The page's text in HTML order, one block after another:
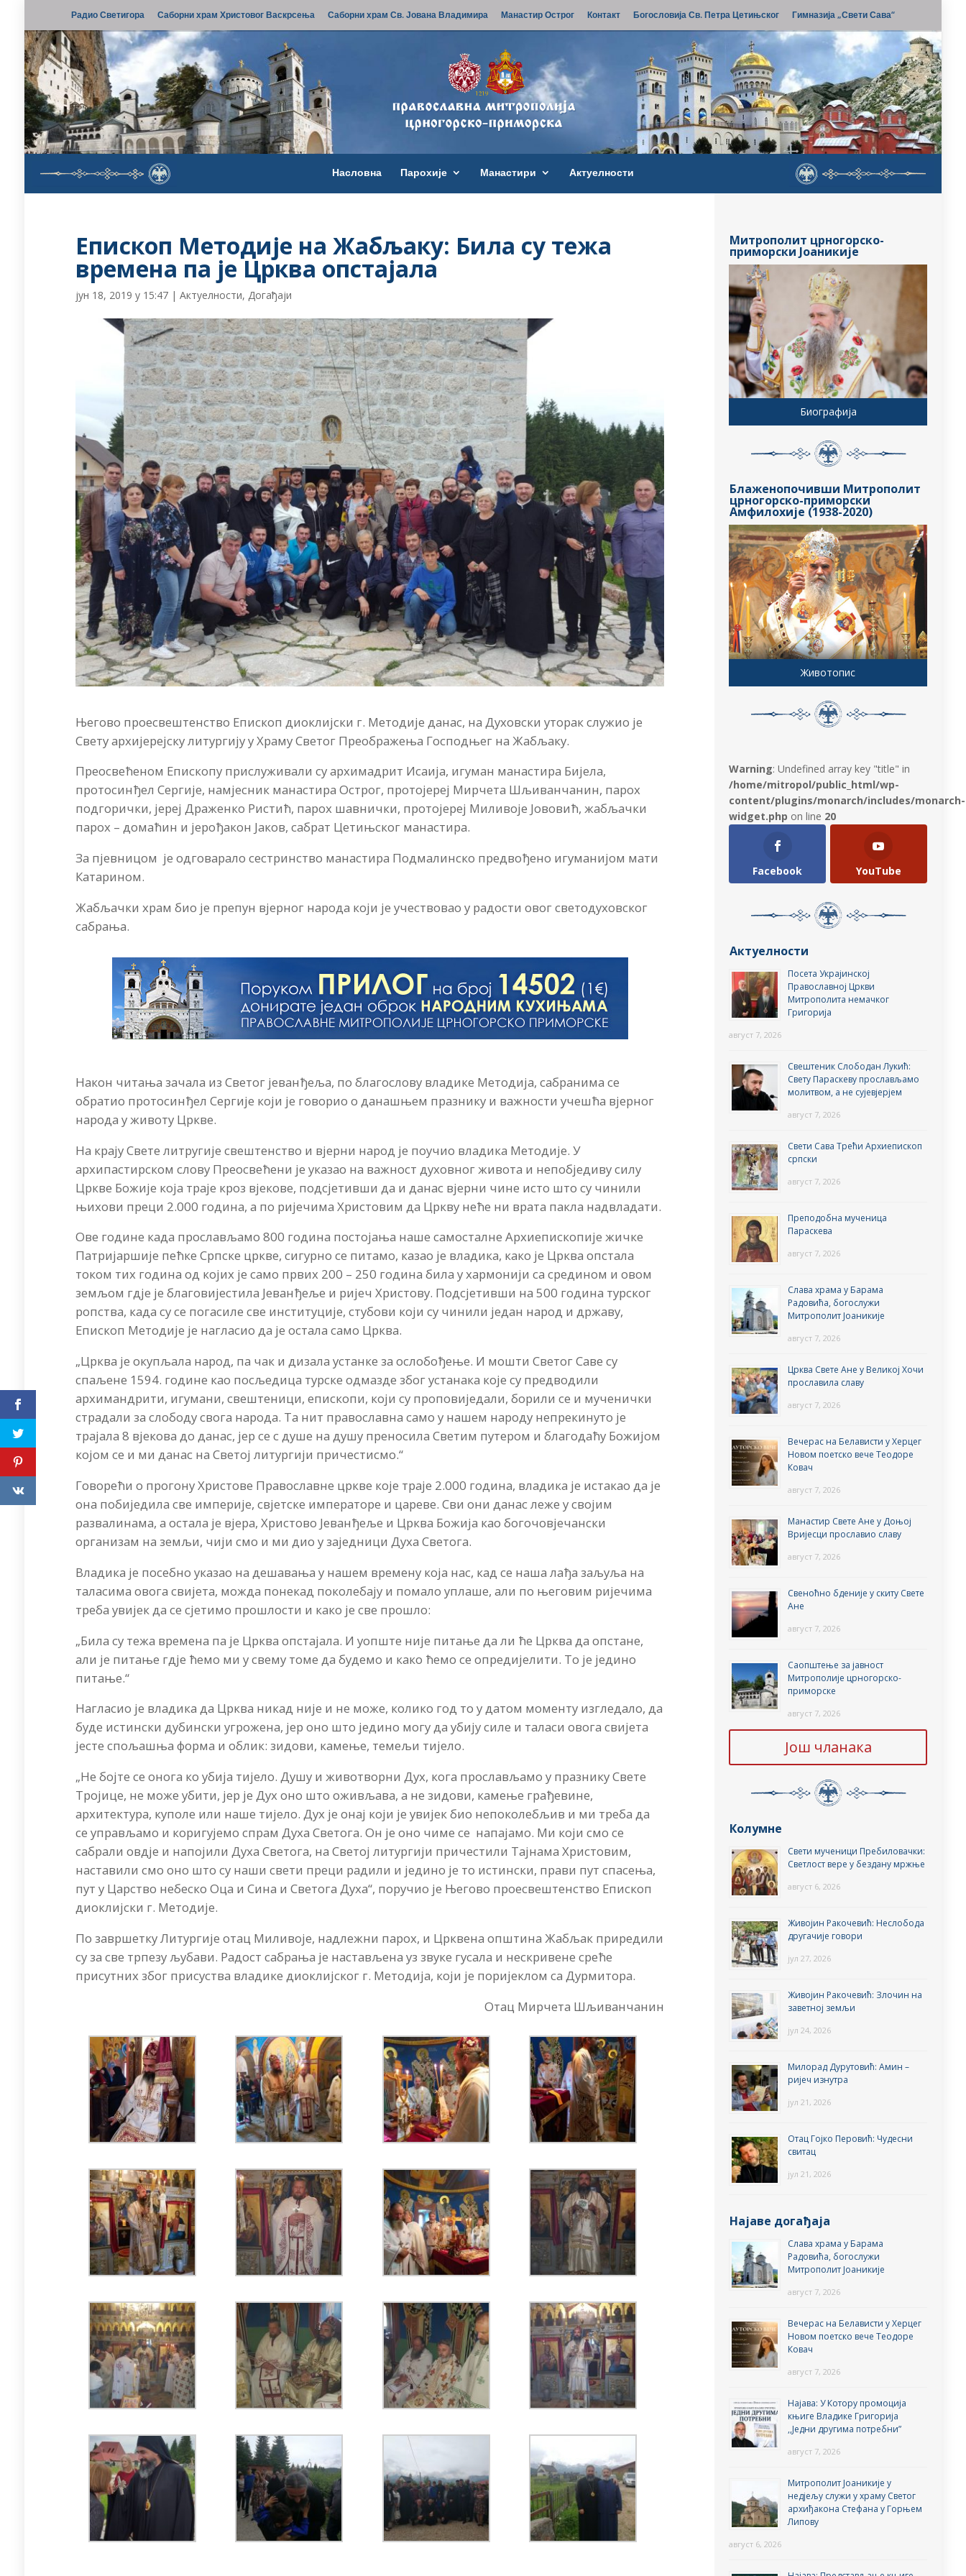
Радио Светигора Саборни храм Христовог Васкрсења Саборни храм Св. Јована Владимира Манастир Острог Контакт Богословија Св. Петра Цетињског Гимназија „Свети Сава“
Насловна Парохије Манастири Актуелности
Епископ Методије на Жабљаку: Била су тежа
времена па је Црква опстајала
јун 18, 2019 у 15:47 |Актуелности,Догађаји
Његово проесвештенство Епископ диоклијски г. Методије данас, на Духовски уторак служио је
Свету архијерејску литургију у Храму Светог Преображења Господњег на Жабљаку.
Преосвећеном Епископу прислуживали су архимадрит Исаија, игуман манастира Бијела,
протосинђел Сергије, намјесник манастира Острог, протојереј Мирчета Шљиванчанин, парох
подгорички, јереј Драженко Ристић, парох шавнички, протојереј Миливоје Јововић, жабљачки
парох – домаћин и јерођакон Јаков, сабрат Цетињског манастира.
За пјевницом је одговарало сестринство манастира Подмалинско предвођено игуманијом мати
Катарином.
Жабљачки храм био је препун вјерног народа који је учествовао у радости овог светодуховског
сабрања.
Након читања зачала из Светог јеванђеља, по благослову владике Методија, сабранима се
обратио протосинђел Сергије који је говорио о данашњем празнику и важности учешћа вјерног
народа у животу Цркве.
На крају Свете литругије свештенство и вјерни народ је поучио владика Методије. У
архипастирском слову Преосвећени је указао на важност духовног живота и непобједиву силу
Цркве Божије која траје кроз вјекове, подсјетивши да и данас вјерни чине исто што су чинили
њихови преци 2.000 година, а по ријечима Христовим да Цркву неће ни врата пакла надвладати.
Ове године када прослављамо 800 година постојања наше самосталне Архиепископије жичке
Патријаршије пећке Српске цркве, сигурно се питамо, казао је владика, како је Црква опстала
током тих година од којих је само првих 200 – 250 година била у хармонији са средином и овом
земљом гдје је благовијестила Јеванђеље и ријеч Христову. Подсјетивши на 500 година турског
ропства, када су се погасиле све институције, стубови који су чинили један народ и државу,
Епископ Методије је нагласио да је остала само Црква.
„Црква је окупљала народ, па чак и дизала устанке за ослобођење. И мошти Светог Саве су
спаљене 1594. године као посљедица турске одмазде због устанака које су предводили
архимандрити, игумани, свештеници, епископи, који су проповиједали, борили се и мученички
страдали за слободу свога народа. Та нит православна само у нашем народу непрекинуто је
трајала 8 вјекова до данас, јер се с душе на душу преносила Светим путером и благодаћу Божијом
којом се и ми данас на Светој литургији причестисмо.“
Говорећи о прогону Христове Православне цркве које траје 2.000 година, владика је истакао да је
она побиједила све империје, свјетске императоре и цареве. Сви они данас леже у својим
развалинама, а остала је вјера, Христово Јеванђеље и Црква Божија као богочовјечански
организам на земљи, чији смо и ми дио у заједници Духа Светога.
Владика је посебно указао на дешавања у нашем времену која нас, кад се наша лађа заљуља на
таласима овога свијета, можда понекад поколебају и помало уплаше, али по његовим ријечима
треба увијек да се сјетимо прошлости и како је све прошло:
„Била су тежа времена па је Црква опстајала. И уопште није питање да ли ће Црква да опстане,
али је питање гдје ћемо ми у свему томе да будемо и како ћемо се опредијелити. То је једино
питање.“
Нагласио је владика да Црква никад није и не може, колико год то у датом моменту изгледало, да
буде истински дубински угрожена, јер оно што једино могу да убију силе и таласи овога свијета
јесте спољашња форма и облик: зидови, камење, темељи тијело.
„Не бојте се онога ко убија тијело. Душу и животворни Дух, кога прослављамо у празнику Свете
Тројице, не може убити, јер је Дух оно што оживљава, а не зидови, камење грађевине,
архитектура, куполе или наше тијело. Дух је онај који је увијек био непоколебљив и ми треба да
се управљамо и коригујемо спрам Духа Светога. Он је оно чиме се напајамо. Ми који смо се
сабрали овдје и напојили Духа Светога, на Светој литургији причестили Тајнама Христовим,
наставили смо оно што су наши свети преци радили и једино је то истински, прави пут спасења,
пут у Царство небеско Оца и Сина и Светога Духа“, поручио је Његово проесвештенство Епископ
диоклијски г. Методије.
По завршетку Литургије отац Миливоје, надлежни парох, и Црквена општина Жабљак приредили
су за све трпезу љубави. Радост сабрања је настављена уз звуке гусала и нескривене среће
присутних због присуства владике диоклијског г. Методија, који је поријеклом са Дурмитора.
Отац Мирчета Шљиванчанин
Митрополит црногорско-
приморски Јоаникије
Биографија
Блаженопочивши Митрополит
црногорско-приморски
Амфилохије (1938-2020)
Животопис
Warning: Undefined array key "title" in
/home/mitropol/public_html/wp-
content/plugins/monarch/includes/monarch-
widget.php on line 20
Facebook YouTube
Актуелности
Посета Украјинској
Православној Цркви
Митрополита немачког
Григорија
август 7, 2026
Свештеник Слободан Лукић:
Свету Параскеву прослављамо
молитвом, а не сујевјерјем
август 7, 2026
Свети Сава Трећи Архиепископ
српски
август 7, 2026
Преподобна мученица
Параскева
август 7, 2026
Слава храма у Барама
Радовића, богослужи
Митрополит Јоаникије
август 7, 2026
Црква Свете Ане у Великој Хочи
прославила славу
август 7, 2026
Вечерас на Белависти у Херцег
Новом поетско вече Теодоре
Ковач
август 7, 2026
Манастир Свете Ане у Доњој
Вријесци прославио славу
август 7, 2026
Свеноћно бденије у скиту Свете
Ане
август 7, 2026
Саопштење за јавност
Митрополије црногорско-
приморске
август 7, 2026
Још чланака
Колумне
Свети мученици Пребиловачки:
Светлост вере у бездану мржње
август 6, 2026
Живојин Ракочевић: Неслобода
другачије говори
јул 27, 2026
Живојин Ракочевић: Злочин на
заветној земљи
јул 24, 2026
Милорад Дурутовић: Амин –
ријеч изнутра
јул 21, 2026
Отац Гојко Перовић: Чудесни
свитац
јул 21, 2026
Најаве догађаја
Слава храма у Барама
Радовића, богослужи
Митрополит Јоаникије
август 7, 2026
Вечерас на Белависти у Херцег
Новом поетско вече Теодоре
Ковач
август 7, 2026
Најава: У Котору промоција
књиге Владике Григорија
,,Једни другима потребни”
август 7, 2026
Митрополит Јоаникије у
недјељу служи у храму Светог
архиђакона Стефана у Горњем
Липову
август 6, 2026